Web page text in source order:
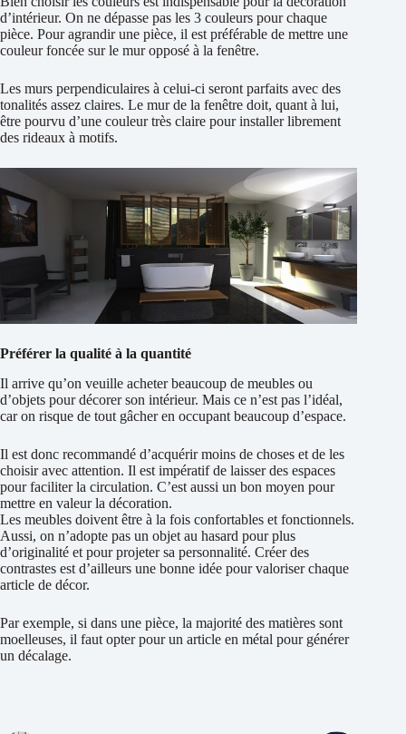
d’intérieur. On ne dépasse pas les 3 couleurs pour chaque
pièce. Pour agrandir une pièce, il est préférable de mettre une
couleur foncée sur le mur opposé à la fenêtre.
Les murs perpendiculaires à celui-ci seront parfaits avec des
tonalités assez claires. Le mur de la fenêtre doit, quant à lui,
être pourvu d’une couleur très claire pour installer librement
des rideaux à motifs.
Préférer la qualité à la quantité
Il arrive qu’on veuille acheter beaucoup de meubles ou
d’objets pour décorer son intérieur. Mais ce n’est pas l’idéal,
car on risque de tout gâcher en occupant beaucoup d’espace.
Il est donc recommandé d’acquérir moins de choses et de les
choisir avec attention. Il est impératif de laisser des espaces
pour faciliter la circulation. C’est aussi un bon moyen pour
mettre en valeur la décoration.
Les meubles doivent être à la fois confortables et fonctionnels.
Aussi, on n’adopte pas un objet au hasard pour plus
d’originalité et pour projeter sa personnalité. Créer des
contrastes est d’ailleurs une bonne idée pour valoriser chaque
article de décor.
Par exemple, si dans une pièce, la majorité des matières sont
moelleuses, il faut opter pour un article en métal pour générer
un décalage.